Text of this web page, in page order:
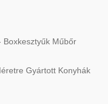
Boxkesztyűk Műbőr
Gyártott Konyhák